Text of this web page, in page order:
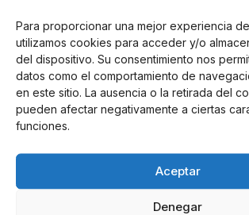
Para proporcionar una mejor experiencia de
utilizamos cookies para acceder y/o
del dispositivo. Su consentimiento nos
datos como el comportamiento de
en este sitio. La ausencia o la retirada del
pueden afectar negativamente a ciertas
funciones.
Aceptar
Denegar
AUTOR
Alberto Pintado
Noticias relacionadas